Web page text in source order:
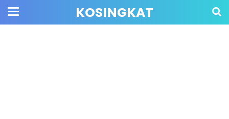
KOSINGKAT